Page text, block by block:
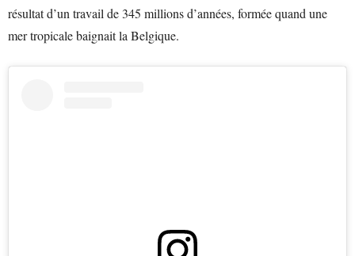
résultat d’un travail de 345 millions d’années, formée quand une
mer tropicale baignait la Belgique.